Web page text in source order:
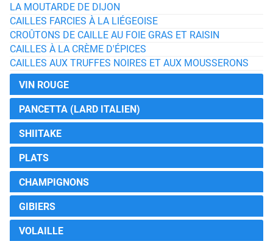
LA MOUTARDE DE DIJON
CAILLES FARCIES À LA LIÉGEOISE
CROÛTONS DE CAILLE AU FOIE GRAS ET RAISIN
CAILLES À LA CRÈME D'ÉPICES
CAILLES AUX TRUFFES NOIRES ET AUX MOUSSERONS
VIN ROUGE
PANCETTA (LARD ITALIEN)
SHIITAKE
PLATS
CHAMPIGNONS
GIBIERS
VOLAILLE